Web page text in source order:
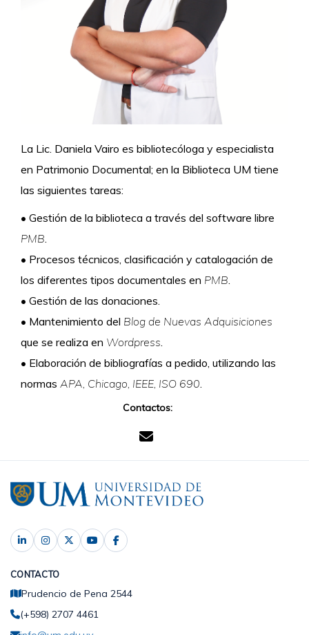
La Lic. Daniela Vairo es bibliotecóloga y especialista
en Patrimonio Documental; en la Biblioteca UM tiene
las siguientes tareas:
• Gestión de la biblioteca a través del software libre
PMB.
• Procesos técnicos, clasificación y catalogación de
los diferentes tipos documentales en PMB.
• Gestión de las donaciones.
• Mantenimiento del Blog de Nuevas Adquisiciones
que se realiza en Wordpress.
• Elaboración de bibliografías a pedido, utilizando las
normas APA, Chicago, IEEE, ISO 690.
Contactos:
CONTACTO
Prudencio de Pena 2544
(+598) 2707 4461